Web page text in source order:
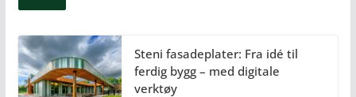
Steni fasadeplater: Fra idé til
ferdig bygg – med digitale
verktøy